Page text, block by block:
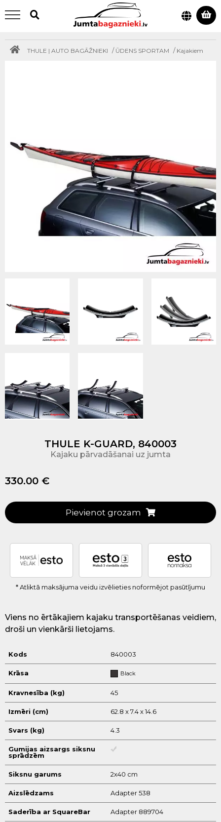
THULE | AUTO BAGĀŽNIEKI / ŪDENS SPORTAM / Kajakiem
THULE K-GUARD, 840003
Kajaku pārvadāšanai uz jumta
330.00 €
Pievienot grozam
* Atliktā maksājuma veidu izvēlieties noformējot pasūtījumu
Viens no ērtākajiem kajaku transportēšanas veidiem,
droši un vienkārši lietojams.
Kods 840003
Krāsa Black
Kravnesība (kg) 45
Izmēri (cm) 62.8 x 7.4 x 14.6
Svars (kg) 4.3
Gumijas aizsargs siksnu
sprādzēm
Siksnu garums 2x40 cm
Aizslēdzams Adapter 538
Saderība ar SquareBar Adapter 889704